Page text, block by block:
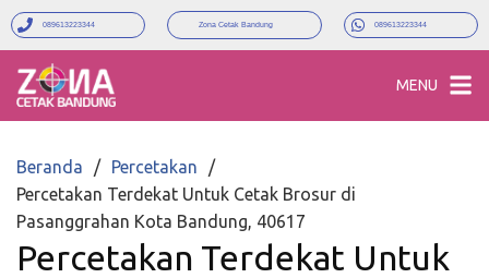
089613223344 Zona Cetak Bandung 089613223344
MENU
Beranda
Percetakan
Percetakan Terdekat Untuk Cetak Brosur di
Pasanggrahan Kota Bandung, 40617
Percetakan Terdekat Untuk